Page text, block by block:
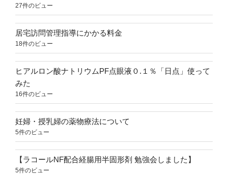
27件のビュー
居宅訪問管理指導にかかる料金
18件のビュー
ヒアルロン酸ナトリウムPF点眼液０.１％「日点」使って
みた
16件のビュー
妊婦・授乳婦の薬物療法について
5件のビュー
【ラコールNF配合経腸用半固形剤 勉強会しました】
5件のビュー